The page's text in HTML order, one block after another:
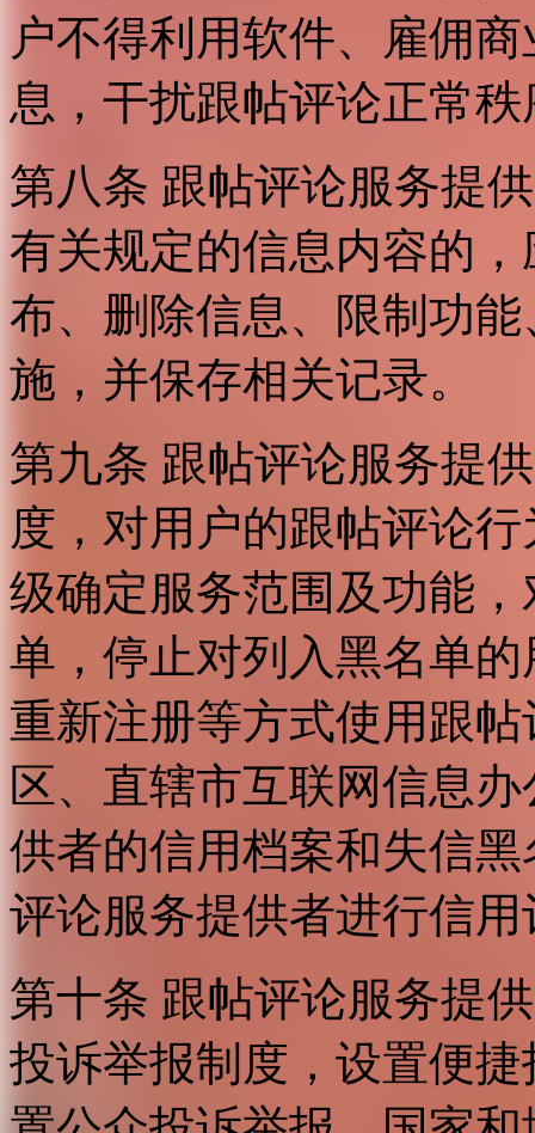
户不得利用软件、雇佣
息，干扰跟帖评论正常
第八条 跟帖评论服务提
有关规定的信息内容的
布、删除信息、限制功
施，并保存相关记录。
第九条 跟帖评论服务提
度，对用户的跟帖评论
级确定服务范围及功能
单，停止对列入黑名单
重新注册等方式使用跟
区、直辖市互联网信息
供者的信用档案和失信
评论服务提供者进行信用
第十条 跟帖评论服务提
投诉举报制度，设置便